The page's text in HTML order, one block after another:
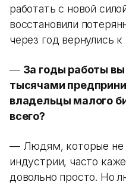
работать с новой
восстановили
через год вернулись
— За годы работы
тысячами
владельцы малого
всего?
— Людям, которые не
индустрии, часто
довольно просто. Но